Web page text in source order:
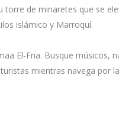
de minaretes que se
islámico y Marroquí.
El-Fna. Busque
mientras navega por